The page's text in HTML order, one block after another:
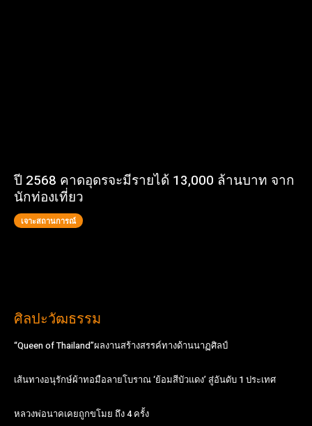
ปี 2568 คาดอุดรจะมีรายได้ 13,000 ล้านบาท จาก
นักท่องเที่ยว
เจาะสถานการณ์
ศิลปะวัฒธรรม
“Queen of Thailand”ผลงานสร้างสรรค์ทางด้านนาฏศิลป์
เส้นทางอนุรักษ์ผ้าทอมือลายโบราณ ‘ย้อมสีบัวแดง’ สู่อันดับ 1 ประเทศ
หลวงพ่อนาคเคยถูกขโมย ถึง 4 ครั้ง